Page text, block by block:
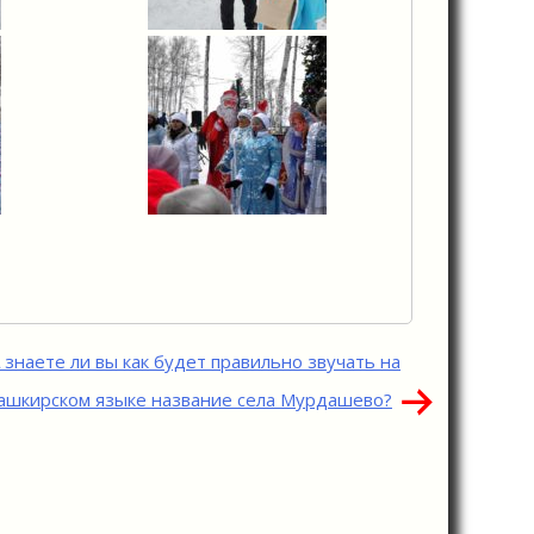
знаете ли вы как будет правильно звучать на
языке название села Мурдашево?